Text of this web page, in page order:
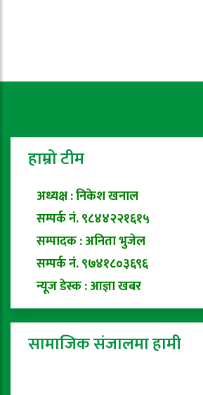
हाम्रो टीम
अध्यक्ष : निकेश खनाल
सम्पर्क नं. ९८४४२२१६१५
सम्पादक : अनिता भुजेल
सम्पर्क नं. ९७४१८०३६९६
न्यूज डेस्क : आज्ञा खबर
सामाजिक संजालमा हामी